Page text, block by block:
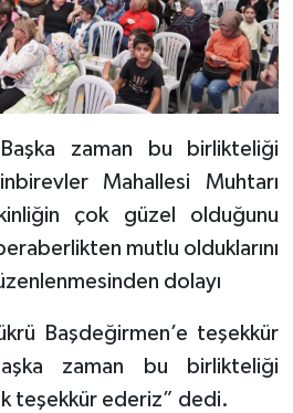
zaman bu birlikteliği
Mahallesi Muhtarı
çok güzel olduğunu
mutlu olduklarını
dolayı
Başdeğirmen’e teşekkür
zaman bu birlikteliği
teşekkür ederiz” dedi.